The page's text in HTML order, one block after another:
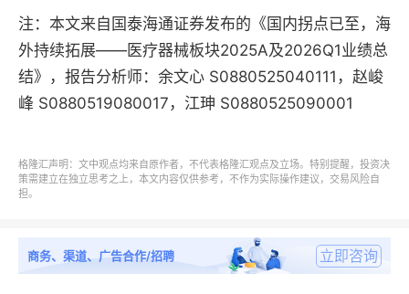
注：本文来自 国泰海通证券发布的《 国内拐点已至，海
外持续拓展——医疗器械板块2025A及2026Q1业绩总
结》，报告分析师： 余文心 S0880525040111， 赵峻
峰 S0880519080017， 江珅 S0880525090001
格隆汇声明：文中观点均来自原作者，不代表格隆汇观点及立场。特别提醒，投资决
策需建立在独立思考之上，本文内容仅供参考，不作为实际操作建议，交易风险自
担。
商务、渠道、广告合作/招聘 立即咨询